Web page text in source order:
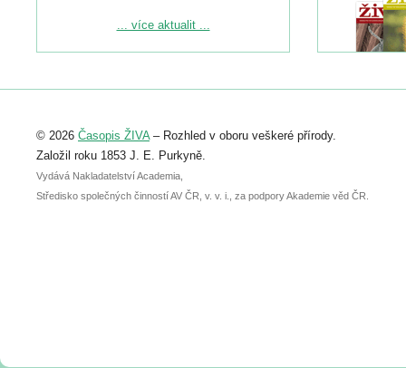
Podrobnější informace ke konferenci
Registrovat se můžete do 6. září.
abstraktu přihlášené přednášky nebo
posteru je už 30. června.
... více aktualit ...
© 2026 Časopis ŽIVA– Rozhled v oboru veškeré přírody.
Založil roku 1853 J. E. Purkyně.
Vydává Nakladatelství Academia,
Středisko společných činností AV ČR, v. v. i., za podpory Akademie věd ČR.